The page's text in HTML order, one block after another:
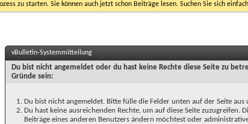
zu starten. Sie können auch jetzt schon Beiträge lesen. Suchen Sie sich
vBulletin-Systemmitteilung
Du bist nicht angemeldet oder du hast keine Rechte diese Seite zu
Gründe sein:
Du bist nicht angemeldet. Bitte fülle die Felder unten auf der Seite aus
Du hast keine ausreichenden Rechte, um auf diese Seite zuzugreifen.
Beiträge eines anderen Benutzers ändern möchtest oder